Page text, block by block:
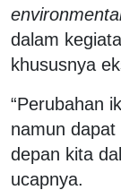
dalam
khususnya
“Perubahan
namun
depan kita
ucapnya.